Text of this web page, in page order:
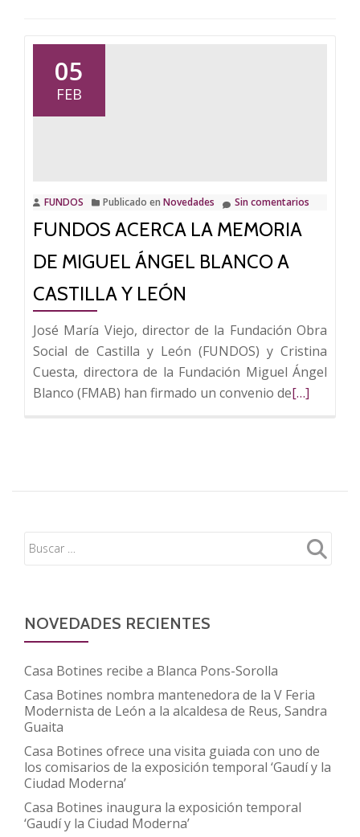
05
FEB
FUNDOS Publicado en Novedades Sin comentarios
FUNDOS ACERCA LA MEMORIA
DE MIGUEL ÁNGEL BLANCO A
CASTILLA Y LEÓN
José María Viejo, director de la Fundación Obra
Social de Castilla y León (FUNDOS) y Cristina
Cuesta, directora de la Fundación Miguel Ángel
Blanco (FMAB) han firmado un convenio deLeer
la
de
Miguel
[…]
NOVEDADES RECIENTES
Casa Botines recibe a Blanca Pons-Sorolla
Casa Botines nombra mantenedora de la V Feria
Modernista de León a la alcaldesa de Reus, Sandra
Guaita
Casa Botines ofrece una visita guiada con uno de
los comisarios de la exposición temporal ‘Gaudí y la
Ciudad Moderna’
Casa Botines inaugura la exposición temporal
‘Gaudí y la Ciudad Moderna’